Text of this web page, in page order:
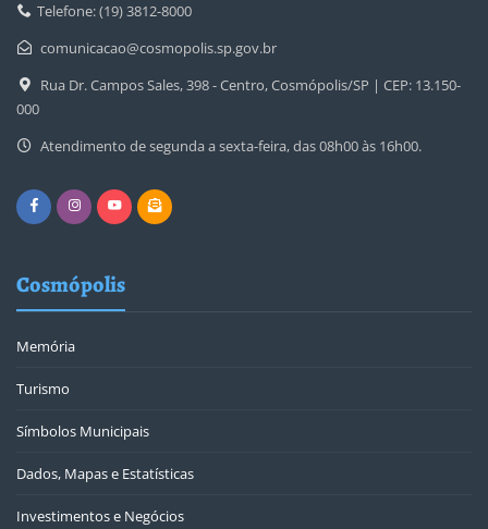
Telefone: (19) 3812-8000
comunicacao@cosmopolis.sp.gov.br
Rua Dr. Campos Sales, 398 - Centro, Cosmópolis/SP | CEP: 13.150-
000
Atendimento de segunda a sexta-feira, das 08h00 às 16h00.
Cosmópolis
Memória
Turismo
Símbolos Municipais
Dados, Mapas e Estatísticas
Investimentos e Negócios